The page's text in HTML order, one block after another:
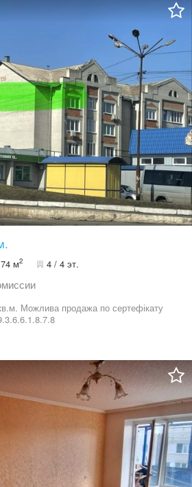
та заасфальтований. Земельна
Загальна площа – 0.1985 Га (0.14 Га –
- дорога з твердим покриттям. Є
покупцеві -торг.
74 м2 4 / 4 эт.
Можлива продажа по сертефікату